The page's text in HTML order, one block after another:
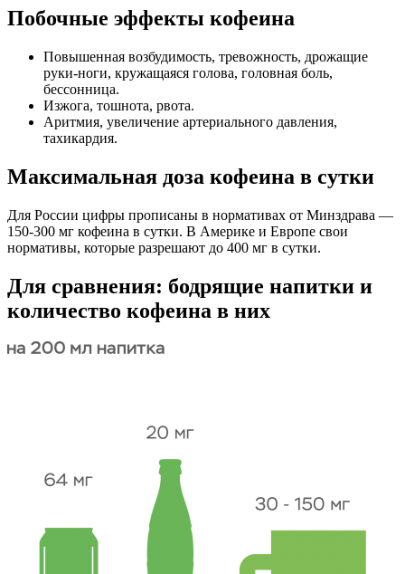
Побочные эффекты кофеина
Повышенная возбудимость, тревожность, дрожащие
руки-ноги, кружащаяся голова, головная боль,
бессонница.
Изжога, тошнота, рвота.
Аритмия, увеличение артериального давления,
тахикардия.
Максимальная доза кофеина в сутки
Для России цифры прописаны в нормативах от Минздрава —
150-300 мг кофеина в сутки. В Америке и Европе свои
нормативы, которые разрешают до 400 мг в сутки.
Для сравнения: бодрящие напитки и
количество кофеина в них